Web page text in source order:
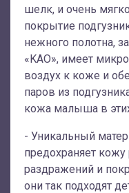
шелк, и очень
покрытие
нежного полотна,
«KAO», имеет
воздух к коже и
паров из
кожа малыша в
- Уникальный
предохраняет кожу
раздражений и
они так подходят